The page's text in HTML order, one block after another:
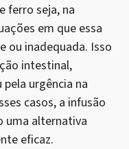
ferro seja, na
em que essa
ou inadequada. Isso
intestinal,
urgência na
casos, a infusão
uma alternativa
eficaz.